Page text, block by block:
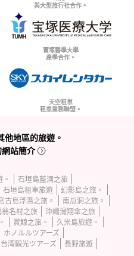
與大型旅行社合作。
寶塚醫學大學
產學合作。
天空租車
租車業務聯盟。
他地區的旅遊。
站簡介
石垣島藍洞之旅
石垣島租車旅遊
幻影島之旅。
古島浮潛之旅。
南瓜洞之旅。
翁名村之旅
沖繩滑翔傘之旅
賞鯨之旅。
久米島旅遊。
ホノルルツアーズ
台湾観光ツアーズ
長野旅遊